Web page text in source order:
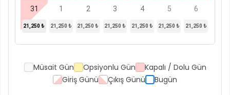
31
21,250 ₺
1
21,250 ₺
2
21,250 ₺
3
21,250 ₺
4
21,250 ₺
5
21,250 ₺
6
21,250 ₺
Müsait Gün Opsiyonlu Gün
Kapalı / Dolu Gün
Giriş Günü
Çıkış Günü Bugün